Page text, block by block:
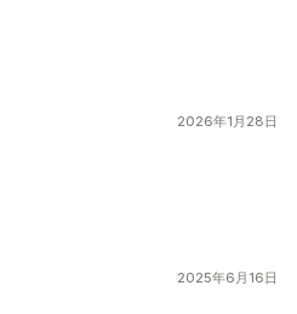
2026年1月28日
2025年6月16日